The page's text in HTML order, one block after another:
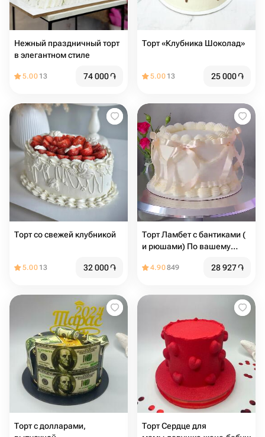
Нежный праздничный торт
в элегантном стиле
5.00 13 74 000֏
Торт «Клубника Шоколад»
5.00 13 25 000֏
Торт со свежей клубникой
5.00 13 32 000֏
Торт Ламбет с бантиками (
и рюшами) По вашему
надпись
4.90849 28 927֏
Торт с долларами,
Торт Сердце для